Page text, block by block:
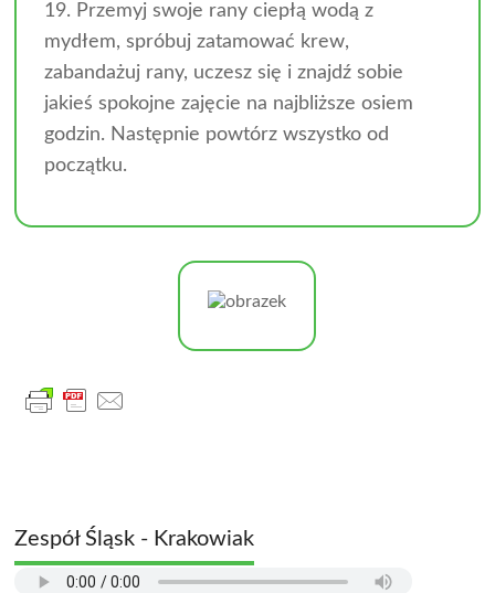
19. Przemyj swoje rany ciepłą wodą z
mydłem, spróbuj zatamować krew,
zabandażuj rany, uczesz się i znajdź sobie
jakieś spokojne zajęcie na najbliższe osiem
godzin. Następnie powtórz wszystko od
początku.
Zespół Śląsk - Krakowiak